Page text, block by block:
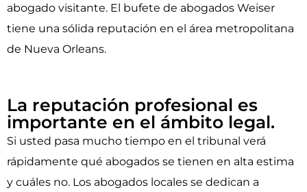
abogado visitante. El bufete de abogados Weiser
tiene una sólida reputación en el área metropolitana
de Nueva Orleans.
La reputación profesional es
importante en el ámbito legal.
Si usted pasa mucho tiempo en el tribunal verá
rápidamente qué abogados se tienen en alta estima
y cuáles no. Los abogados locales se dedican a